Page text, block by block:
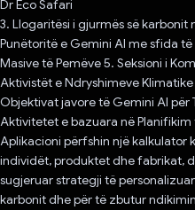
Dr Eco Safari
3. Llogaritësi i gjurmës së
Punëtoritë e Gemini AI me sfida
Masive të Pemëve 5. Seksioni i
Aktivistët e Ndryshimeve
Objektivat javore të Gemini AI për
Aktivitetet e bazuara në
Aplikacioni përfshin një kalkulator
individët, produktet dhe fabrikat,
sugjeruar strategji të
karbonit dhe për të zbutur